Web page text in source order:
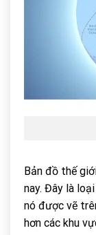
Bản đồ thế
nay. Đây là
nó được vẽ
hơn các khu